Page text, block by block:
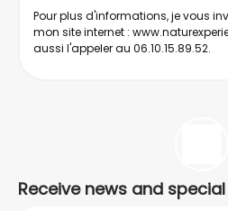
Pour plus d'informations, je vous
mon site internet :
aussi l'appeler au 06.10.15.89.52.
Receive news and